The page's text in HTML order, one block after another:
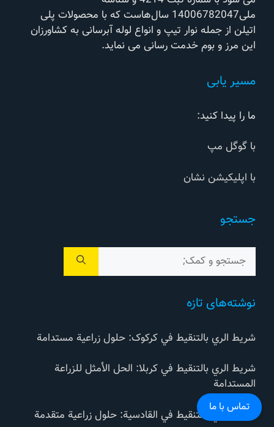
ملی14006782047 سال‌هاست که با محصولات پلی
اتیلن از جمله نوار تیپ و انواع لوله آبرسانی به کشاورزان
این مرز و بوم خدمت رسانی می نماید.
مسیر یابی
ما را پیدا کنید:
با گوگل مپ
با اپلیکیشن نشان
جستجو
برای:
نوشته‌های تازه
شريط الري بالتنقيط في کرکوک: حلول زراعية مستدامة
شريط الري بالتنقيط في كربلا: الحل الأمثل للزراعة
المستدامة
شريط الري بالتنقيط في القادسية: حلول زراعية متقدمة
تماس با ما